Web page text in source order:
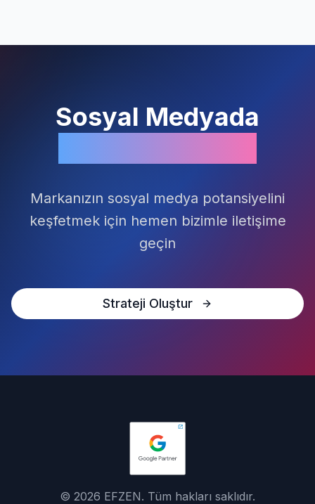
Sosyal Medyada
Markanızın sosyal medya potansiyelini
keşfetmek için hemen bizimle iletişime
geçin
Strateji Oluştur
© 2026 EFZEN. Tüm hakları saklıdır.